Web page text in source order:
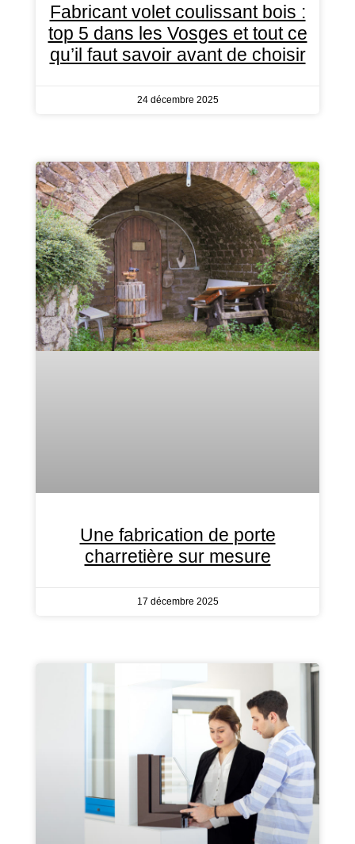
Fabricant volet coulissant bois :
top 5 dans les Vosges et tout ce
qu’il faut savoir avant de choisir
24 décembre 2025
Une fabrication de porte
charretière sur mesure
17 décembre 2025